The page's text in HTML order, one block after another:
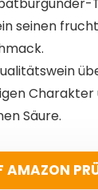
seinen
Charakter
Säure.
AMAZON